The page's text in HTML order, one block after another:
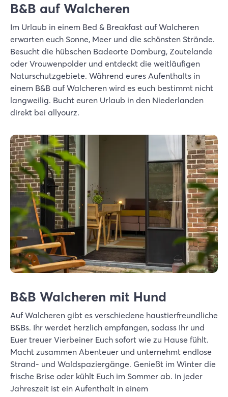
B&B auf Walcheren
Im Urlaub in einem Bed & Breakfast auf Walcheren
erwarten euch Sonne, Meer und die schönsten Strände.
Besucht die hübschen Badeorte Domburg, Zoutelande
oder Vrouwenpolder und entdeckt die weitläufigen
Naturschutzgebiete. Während eures Aufenthalts in
einem B&B auf Walcheren wird es euch bestimmt nicht
langweilig. Bucht euren Urlaub in den Niederlanden
direkt bei allyourz.
B&B Walcheren mit Hund
Auf Walcheren gibt es verschiedene haustierfreundliche
B&Bs. Ihr werdet herzlich empfangen, sodass Ihr und
Euer treuer Vierbeiner Euch sofort wie zu Hause fühlt.
Macht zusammen Abenteuer und unternehmt endlose
Strand- und Waldspaziergänge. Genießt im Winter die
frische Brise oder kühlt Euch im Sommer ab. In jeder
Jahreszeit ist ein Aufenthalt in einem